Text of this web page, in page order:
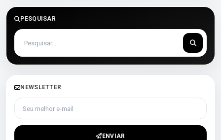
PESQUISAR
NEWSLETTER
Seu melhor e-mail
ENVIAR